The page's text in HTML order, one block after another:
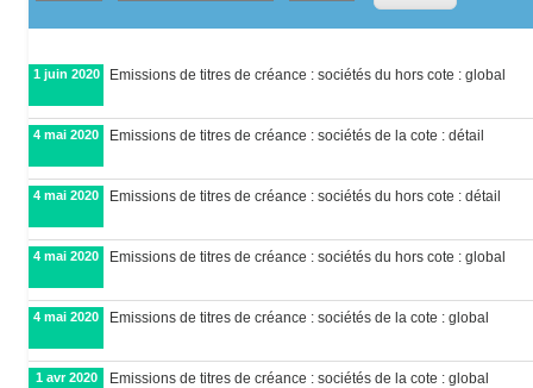
1 juin 2020 Emissions de titres de créance : sociétés du hors cote : global
4 mai 2020 Emissions de titres de créance : sociétés de la cote : détail
4 mai 2020 Emissions de titres de créance : sociétés du hors cote : détail
4 mai 2020 Emissions de titres de créance : sociétés du hors cote : global
4 mai 2020 Emissions de titres de créance : sociétés de la cote : global
1 avr 2020 Emissions de titres de créance : sociétés de la cote : global